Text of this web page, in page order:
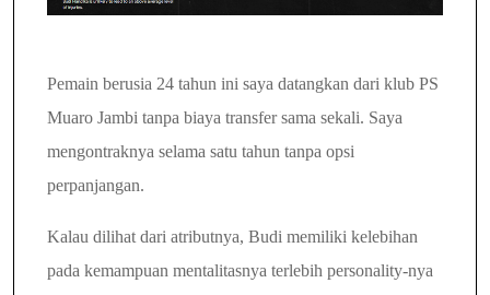
Pemain berusia 24 tahun ini saya datangkan dari klub PS
Muaro Jambi tanpa biaya transfer sama sekali. Saya
mengontraknya selama satu tahun tanpa opsi
perpanjangan.
Kalau dilihat dari atributnya, Budi memiliki kelebihan
pada kemampuan mentalitasnya terlebih personality-nya